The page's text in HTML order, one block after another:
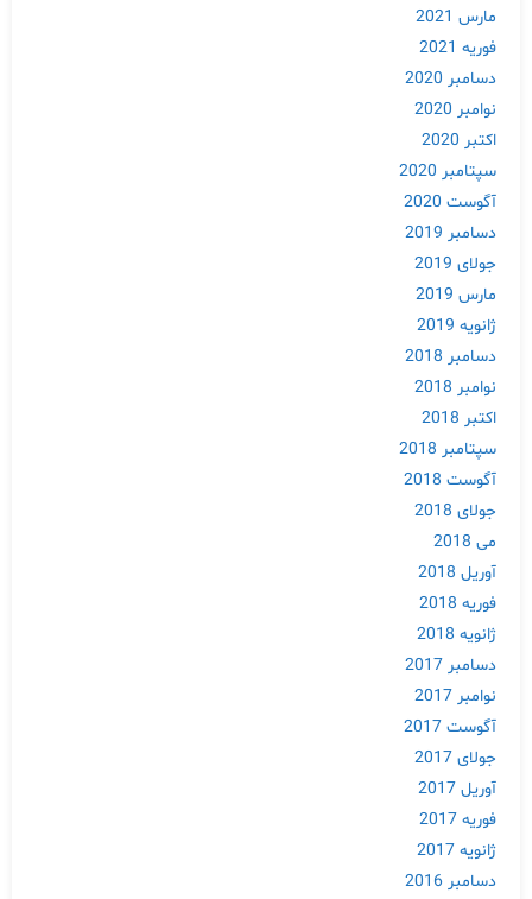
مارس 2021
فوریه 2021
دسامبر 2020
نوامبر 2020
اکتبر 2020
سپتامبر 2020
آگوست 2020
دسامبر 2019
جولای 2019
مارس 2019
ژانویه 2019
دسامبر 2018
نوامبر 2018
اکتبر 2018
سپتامبر 2018
آگوست 2018
جولای 2018
می 2018
آوریل 2018
فوریه 2018
ژانویه 2018
دسامبر 2017
نوامبر 2017
آگوست 2017
جولای 2017
آوریل 2017
فوریه 2017
ژانویه 2017
دسامبر 2016